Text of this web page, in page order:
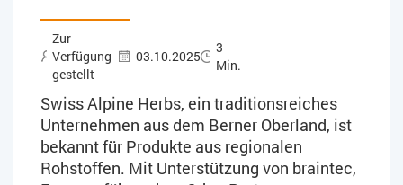
Zur
Verfügung
gestellt
03.10.2025
3
Min.
Swiss Alpine Herbs, ein traditionsreiches
Unternehmen aus dem Berner Oberland, ist
bekannt für Produkte aus regionalen
Rohstoffen. Mit Unterstützung von braintec,